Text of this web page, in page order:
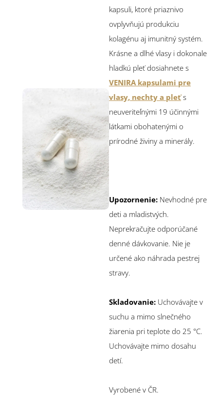
kapsuli, ktoré priaznivo
ovplyvňujú produkciu
kolagénu aj imunitný systém.
Krásne a dlhé vlasy i dokonale
hladkú pleť dosiahnete s
VENIRA kapsulami pre
vlasy, nechty a pleťs
neuveriteľnými 19 účinnými
látkami obohatenými o
prírodné živiny a minerály.
Upozornenie: Nevhodné pre
deti a mladistvých.
Neprekračujte odporúčané
denné dávkovanie. Nie je
určené ako náhrada pestrej
stravy.
Skladovanie: Uchovávajte v
suchu a mimo slnečného
žiarenia pri teplote do 25 °C.
Uchovávajte mimo dosahu
detí.
Vyrobené v ČR.